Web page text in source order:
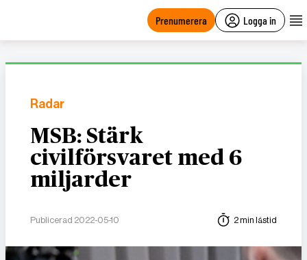
Prenumerera Logga in
Radar
MSB: Stärk
civilförsvaret med 6
miljarder
Publicerad 2022-05-10 2 min lästid